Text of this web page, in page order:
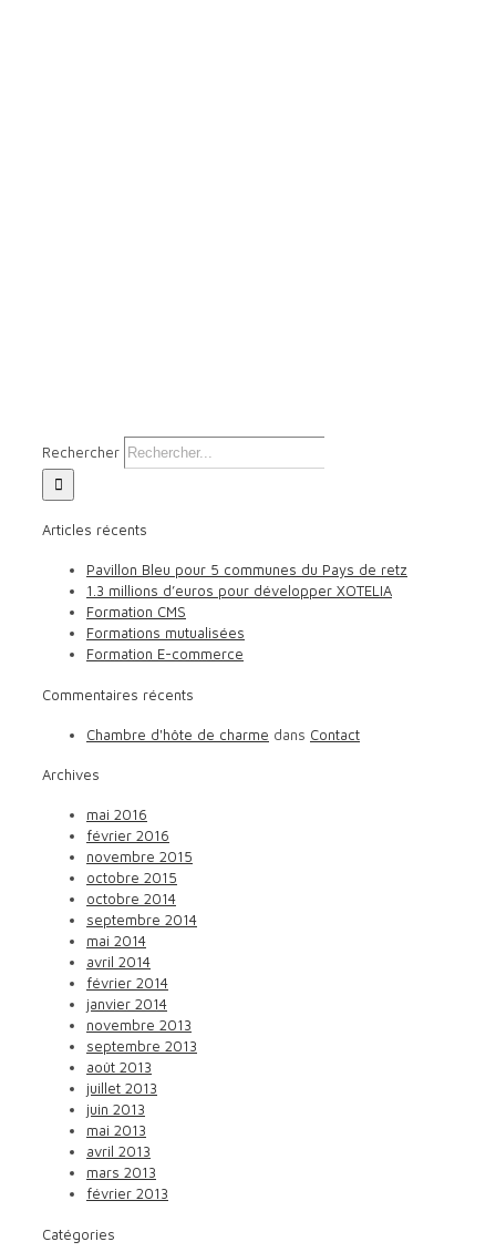
Rechercher
Articles récents
Pavillon Bleu pour 5 communes du Pays de retz
1.3 millions d’euros pour développer XOTELIA
Formation CMS
Formations mutualisées
Formation E-commerce
Commentaires récents
Chambre d'hôte de charme dans Contact
Archives
mai 2016
février 2016
novembre 2015
octobre 2015
octobre 2014
septembre 2014
mai 2014
avril 2014
février 2014
janvier 2014
novembre 2013
septembre 2013
août 2013
juillet 2013
juin 2013
mai 2013
avril 2013
mars 2013
février 2013
Catégories